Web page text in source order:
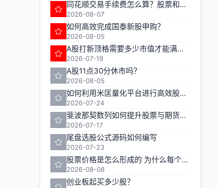
同花顺交易手续费怎么算？股票和期货的费率有何不同？
2026-08-07
如何高效完成国泰新股申购？
2026-08-05
A股打新顶格需要多少市值才能满额申购
2026-07-19
A股11点30分休市吗？
2026-08-05
如何利用米匡量化平台进行高效股票与期货交易
2026-07-24
斐波那契数列如何提升股票与期货交易的准确性
2026-07-17
尾盘选股公式源码如何编写
2026-07-23
股票价格是怎么形成的 为什么每个人的卖出价不一样
2026-08-08
创业板起买多少股？